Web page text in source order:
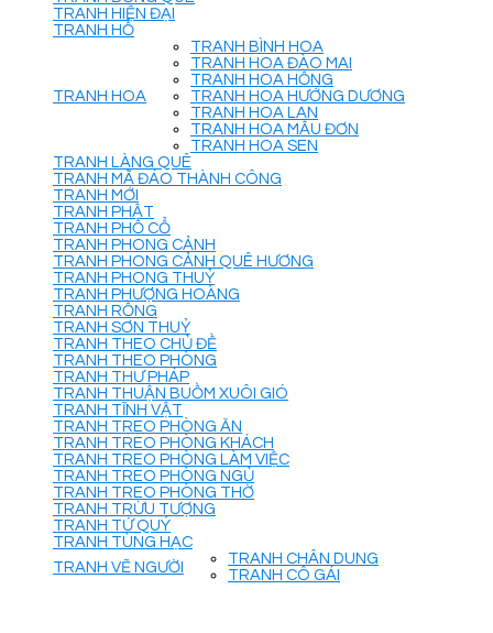
TRANH HIỆN ĐẠI
TRANH HỔ
TRANH HOA
TRANH BÌNH HOA
TRANH HOA ĐÀO MAI
TRANH HOA HỒNG
TRANH HOA HƯỚNG DƯƠNG
TRANH HOA LAN
TRANH HOA MẪU ĐƠN
TRANH HOA SEN
TRANH LÀNG QUÊ
TRANH MÃ ĐÁO THÀNH CÔNG
TRANH MỚI
TRANH PHẬT
TRANH PHỐ CỔ
TRANH PHONG CẢNH
TRANH PHONG CẢNH QUÊ HƯƠNG
TRANH PHONG THUỶ
TRANH PHƯỢNG HOÀNG
TRANH RỒNG
TRANH SƠN THUỶ
TRANH THEO CHỦ ĐỀ
TRANH THEO PHÒNG
TRANH THƯ PHÁP
TRANH THUẬN BUỒM XUÔI GIÓ
TRANH TĨNH VẬT
TRANH TREO PHÒNG ĂN
TRANH TREO PHÒNG KHÁCH
TRANH TREO PHÒNG LÀM VIỆC
TRANH TREO PHÒNG NGỦ
TRANH TREO PHÒNG THỜ
TRANH TRỪU TƯỢNG
TRANH TỨ QUÝ
TRANH TÙNG HẠC
TRANH VẼ NGƯỜI
TRANH CHÂN DUNG
TRANH CÔ GÁI